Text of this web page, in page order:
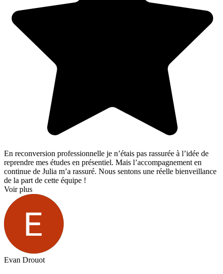
En reconversion professionnelle je n’étais pas rassurée à l’idée de
reprendre mes études en présentiel. Mais l’accompagnement en
continue de Julia m’a rassuré. Nous sentons une réelle bienveillance
de la part de cette équipe !
Voir plus
Evan Drouot